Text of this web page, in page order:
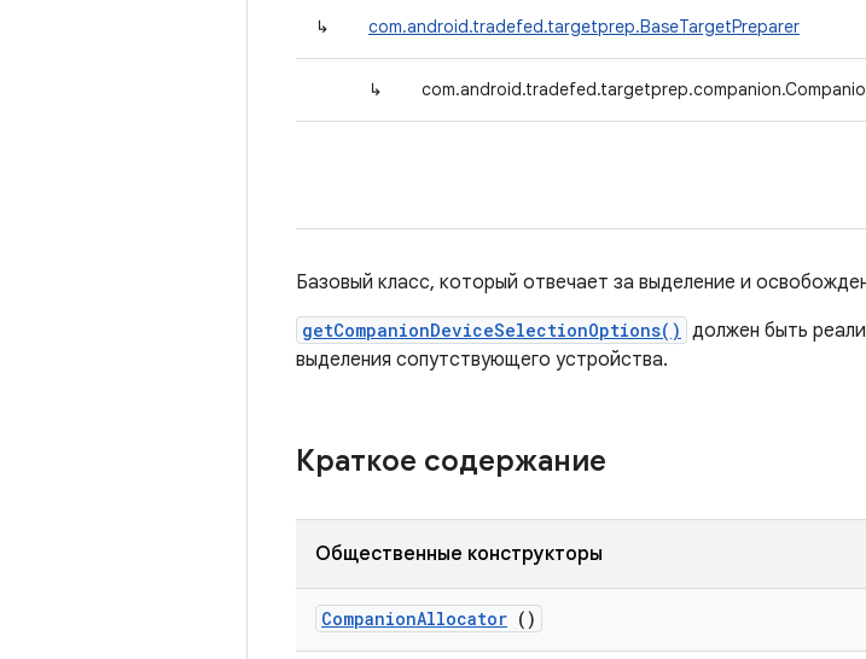
↳ com.android.tradefed.targetprep.BaseTargetPreparer
↳
Базовый класс, который отвечает за выделение и
getCompanionDeviceSelectionOptions() должен быть
выделения сопутствующего устройства.
Краткое содержание
Общественные конструкторы
CompanionAllocator ()